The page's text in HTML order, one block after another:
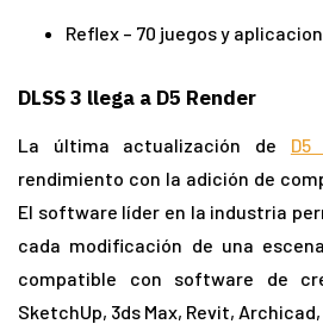
Reflex – 70 juegos y
DLSS 3 llega a D5 Render
La última actualización de D5
rendimiento con la adición de
El software líder en la industria
cada modificación de una
compatible con software de
SketchUp, 3ds Max, Revit, Archicad,